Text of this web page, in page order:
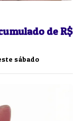
de R$
sábado